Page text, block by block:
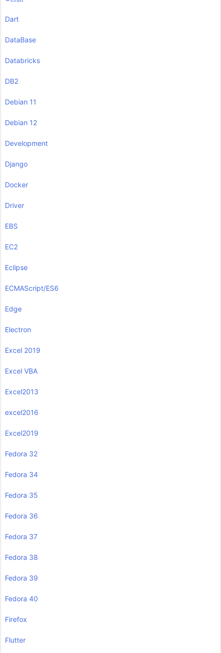
Dart
DataBase
Databricks
DB2
Debian 11
Debian 12
Development
Django
Docker
Driver
EBS
EC2
Eclipse
ECMAScript/ES6
Edge
Electron
Excel 2019
Excel VBA
Excel2013
excel2016
Excel2019
Fedora 32
Fedora 34
Fedora 35
Fedora 36
Fedora 37
Fedora 38
Fedora 39
Fedora 40
Firefox
Flutter